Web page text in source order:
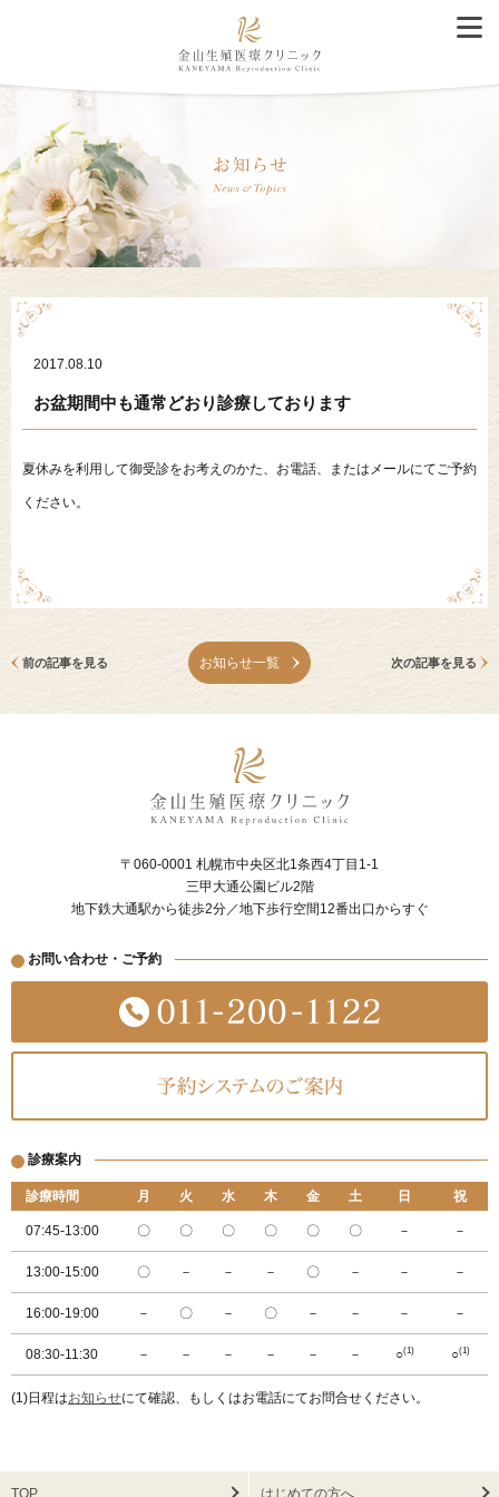
2017.08.10
お盆期間中も通常どおり診療しております
夏休みを利用して御受診をお考えのかた、お電話、またはメールにてご予約
ください。
前の記事を見る お知らせ一覧 次の記事を見る
〒060-0001 札幌市中央区北1条西4丁目1-1
三甲大通公園ビル2階
地下鉄大通駅から徒歩2分／地下歩行空間12番出口からすぐ
お問い合わせ・ご予約
診療案内
診療時間 月 火 水 木 金 土 日 祝
07:45-13:00 〇 〇 〇 〇 〇 〇 － －
13:00-15:00 〇 － － － 〇 － － －
16:00-19:00 － 〇 － 〇 － － － －
08:30-11:30 － － － － － － ○(1) ○(1)
(1)日程はお知らせにて確認、もしくはお電話にてお問合せください。
TOP はじめての方へ